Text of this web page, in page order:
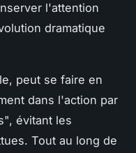
l'attention
dramatique
peut se faire en
dans l'action par
évitant les
Tout au long de